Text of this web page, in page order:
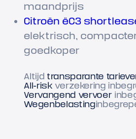
Altijd transparante
All-risk verzekering
Vervangend vervoer
Wegenbelasting
maandprijs
Citroën ëC3
elektrisch,
goedkoper